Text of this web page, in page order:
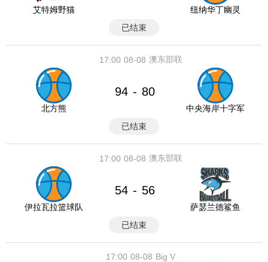
艾特姆野猫
纽纳华丁幽灵
已结束
08-08
17:00 澳东部联
北方熊
94 - 80
中央海岸十字军
已结束
08-08
17:00 澳东部联
伊拉瓦拉篮球队
54 - 56
萨瑟兰德鲨鱼
已结束
08-08
17:00 Big V